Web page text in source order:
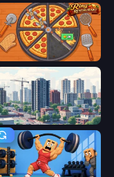
Ring Restaurant
SuperCity 3D